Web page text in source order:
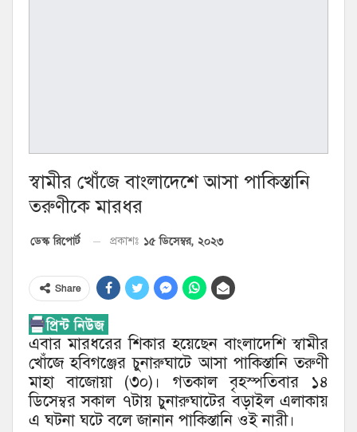
স্বামীর খোঁজে বাংলাদেশে আসা পাকিস্তানি
তরুণীকে মারধর
ডেস্ক রিপোর্ট প্রকাশঃ ১৫ ডিসেম্বর, ২০২৩
Share
এবার মারধরের শিকার হয়েছেন বাংলাদেশি স্বামীর
খোঁজে হবিগঞ্জের চুনারুঘাটে আসা পাকিস্তানি তরুণী
মাহা বাজোয়া (৩০)। গতকাল বৃহস্পতিবার ১৪
ডিসেম্বর সকাল ৭টায় চুনারুঘাটের বড়াইল এলাকায়
এ ঘটনা ঘটে বলে জানান পাকিস্তানি ওই নারী।